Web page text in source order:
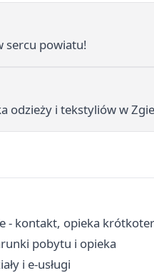
sercu powiatu!
odzieży i tekstyliów w
- kontakt, opieka
pobytu i opieka
i e-usługi